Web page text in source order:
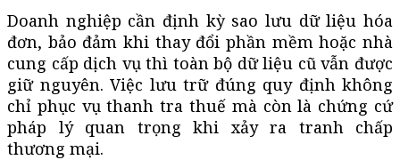
Doanh nghiệp cần định kỳ sao lưu dữ liệu hóa
đơn, bảo đảm khi thay đổi phần mềm hoặc nhà
cung cấp dịch vụ thì toàn bộ dữ liệu cũ vẫn được
giữ nguyên. Việc lưu trữ đúng quy định không
chỉ phục vụ thanh tra thuế mà còn là chứng cứ
pháp lý quan trọng khi xảy ra tranh chấp
thương mại.